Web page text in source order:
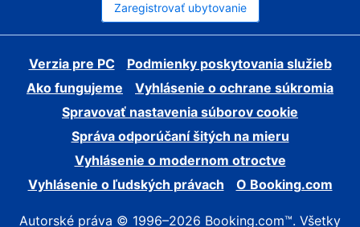
Zaregistrovať ubytovanie
Verzia pre PC
Podmienky poskytovania služieb
Ako fungujeme
Vyhlásenie o ochrane súkromia
Spravovať nastavenia súborov cookie
Správa odporúčaní šitých na mieru
Vyhlásenie o modernom otroctve
Vyhlásenie o ľudských právach
O Booking.com
Autorské práva © 1996–2026 Booking.com™. Všetky